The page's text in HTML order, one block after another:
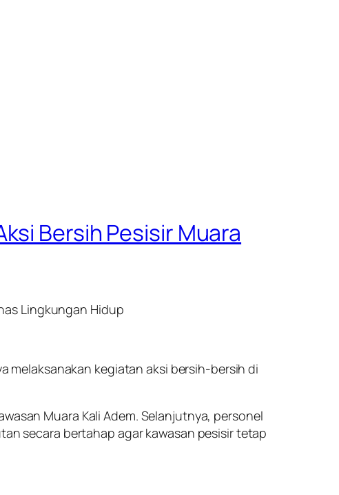
Bersih Pesisir Muara
Lingkungan Hidup
melaksanakan kegiatan aksi bersih-bersih di
Muara Kali Adem. Selanjutnya, personel
secara bertahap agar kawasan pesisir tetap